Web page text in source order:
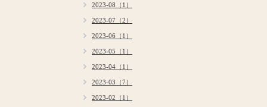
2023-08（1）
2023-07（2）
2023-06（1）
2023-05（1）
2023-04（1）
2023-03（7）
2023-02（1）